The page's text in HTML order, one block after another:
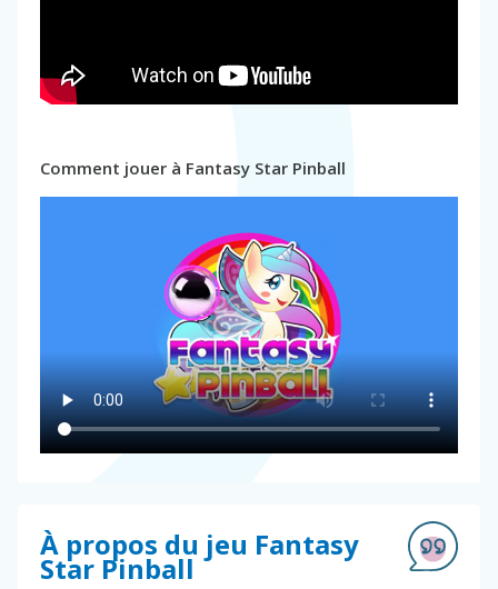
Comment jouer à Fantasy Star Pinball
À propos du jeu Fantasy
Star Pinball